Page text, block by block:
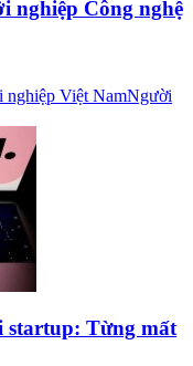
nghiệp Công nghệ
nghiệp Việt NamNgười
startup: Từng mất